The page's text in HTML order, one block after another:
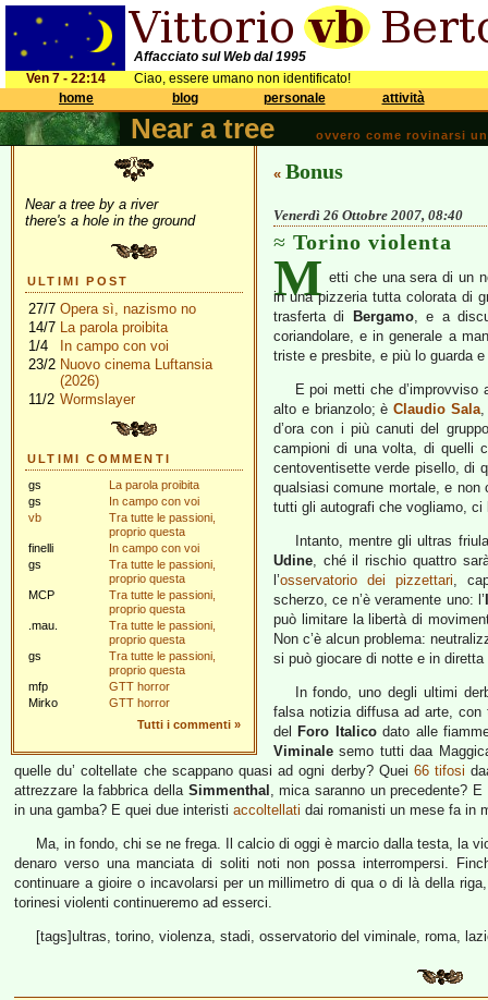
Affacciato sul Web dal 1995
Ven 7 - 22:14
Ciao, essere umano non identificato!
home
blog personale attività
Near a tree ovvero come rovinarsi
Near a tree by a river
there's a hole in the ground
ULTIMI POST
27/7 Opera sì, nazismo no
14/7 La parola proibita
1/4
In campo con voi
23/2 Nuovo cinema Luftansia
(2026)
11/2 Wormslayer
ULTIMI COMMENTI
gs
La parola proibita
gs
In campo con voi
vb
Tra tutte le passioni,
proprio questa
finelli
In campo con voi
gs
Tra tutte le passioni,
proprio questa
MCP
Tra tutte le passioni,
proprio questa
.mau.
Tra tutte le passioni,
proprio questa
gs
Tra tutte le passioni,
proprio questa
mfp
GTT horror
Mirko
GTT horror
Tutti i commenti »
« Bonus
Venerdì 26 Ottobre 2007, 08:40
Torino violenta
M etti che una sera di un
in una pizzeria tutta colorata di
trasferta di
Bergamo, e a
coriandolare, e in generale a
triste e presbite, e più lo guarda
E poi metti che
alto e brianzolo; èClaudio Sala,
d’ora con i più canuti del
campioni di una volta, di quelli
centoventisette verde pisello, di
qualsiasi comune mortale, e non
tutti gli autografi che vogliamo,
Intanto, mentre gli ultras
Udine, ché il rischio quattro
l’osservatorio dei pizzettari,
scherzo, ce n’è veramente uno: l’
può limitare la libertà di
Non c’è alcun problema:
si può giocare di notte e in diretta
In fondo, uno degli ultimi
falsa notizia diffusa ad arte,
del
Foro Italicodato alle
Viminale semo tutti daa
quelle du’ coltellate che scappano quasi ad ogni derby? Quei 66 tifosi
attrezzare la fabbrica della Simmenthal , mica saranno un precedente? E
in una gamba? E quei due interisti accoltellati dai romanisti un mese fa in
Ma, in fondo, chi se ne frega. Il calcio di oggi è marcio dalla testa, la
denaro verso una manciata di soliti noti non possa interrompersi.
continuare a gioire o incavolarsi per un millimetro di qua o di là della
torinesi violenti continueremo ad esserci.
[tags]ultras, torino, violenza, stadi, osservatorio del viminale, roma,